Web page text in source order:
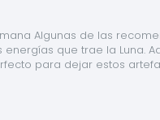
Algunas de las
que trae la Luna.
para dejar estos